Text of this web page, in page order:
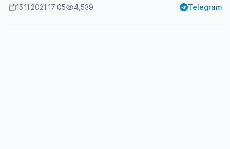
15.11.2021 17:05 4,539 Telegram